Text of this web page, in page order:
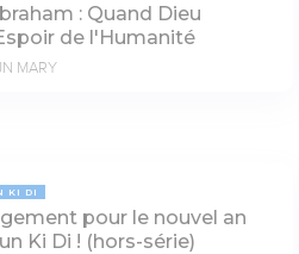
: Quand Dieu
de l'Humanité
MARY
KI DI
pour le nouvel an
Ki Di ! (hors-série)